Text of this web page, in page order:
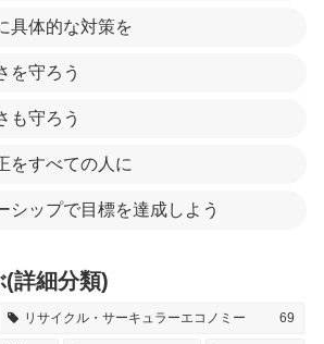
具体的な対策を
を守ろう
も守ろう
をすべての人に
シップで目標を達成しよう
(詳細分類)
リサイクル・サーキュラーエコノミー 69